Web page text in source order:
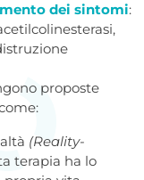
dei sintomi:
proposte
(Reality-
terapia ha lo